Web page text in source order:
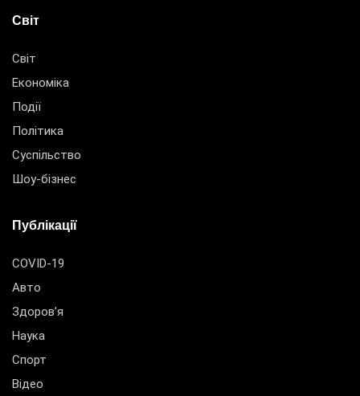
Світ
Світ
Економіка
Події
Політика
Суспільство
Шоу-бізнес
Публікації
COVID-19
Авто
Здоров’я
Наука
Спорт
Відео